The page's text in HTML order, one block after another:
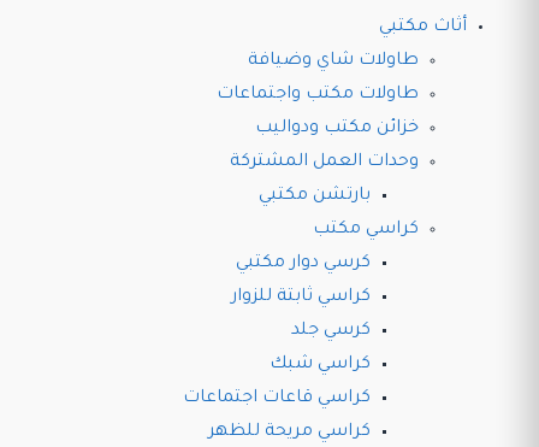
أثاث مكتبي
طاولات شاي وضيافة
طاولات مكتب واجتماعات
خزائن مكتب ودواليب
وحدات العمل المشتركة
بارتشن مكتبي
كراسي مكتب
كرسي دوار مكتبي
كراسي ثابتة للزوار
كرسي جلد
كراسي شبك
كراسي قاعات اجتماعات
كراسي مريحة للظهر